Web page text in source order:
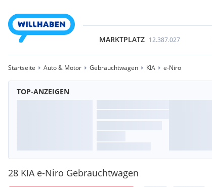
MARKTPLATZ 12.387.027
Startseite Auto & Motor Gebrauchtwagen KIA e-Niro
TOP-ANZEIGEN
28 KIA e-Niro Gebrauchtwagen